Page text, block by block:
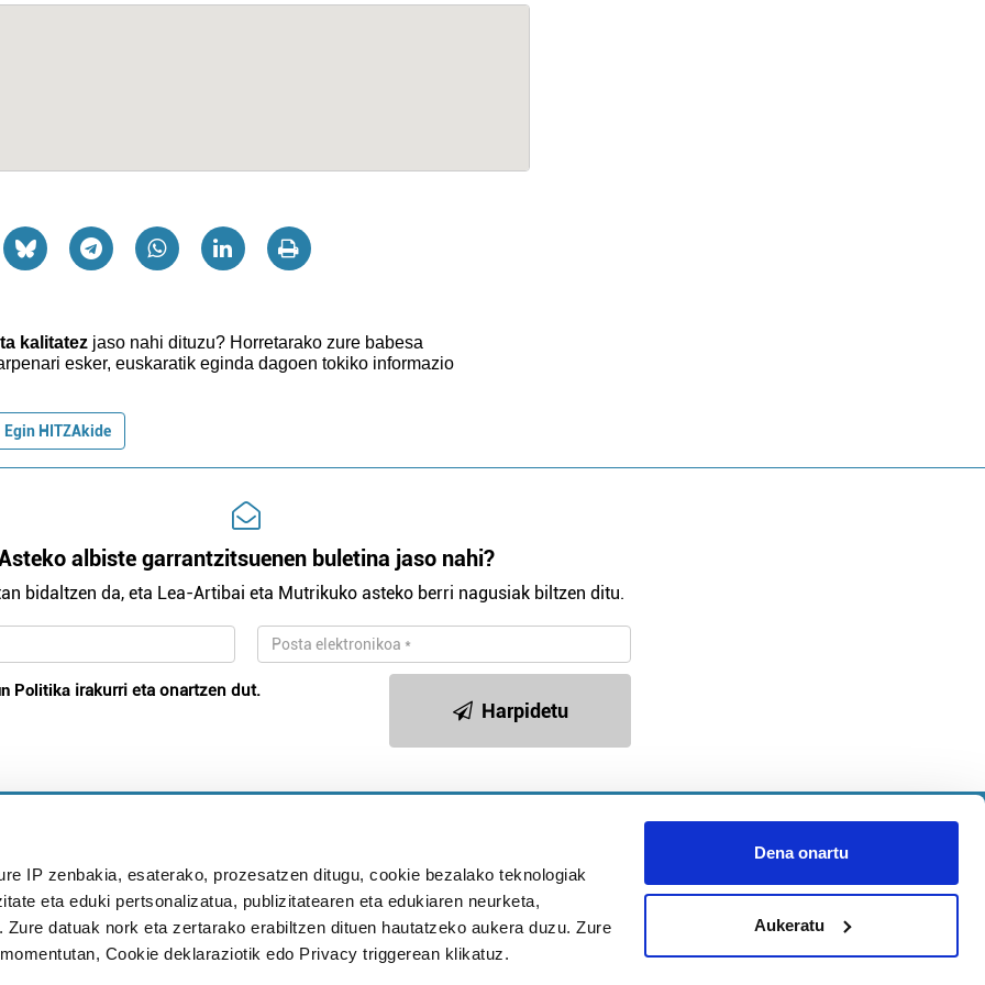
IP zenbakia, esaterako, prozesatzen ditugu, cookie bezalako teknologiak
eta eduki pertsonalizatua, publizitatearen eta edukiaren neurketa,
datuak nork eta zertarako erabiltzen dituen hautatzeko aukera duzu. Zure
Cookie deklaraziotik edo Privacy triggerean klikatuz.
Dena onartu
Aukeratu
kalitatez jaso nahi dituzu? Horretarako zure babesa
esker, euskaratik eginda dagoen tokiko informazio
Egin HITZAkide
albiste garrantzitsuenen buletina jaso nahi?
bidaltzen da, eta Lea-Artibai eta Mutrikuko asteko berri nagusiak biltzen ditu.
Politika irakurri eta onartzen dut.
Harpidetu
Aniztasun politika
Cookieak